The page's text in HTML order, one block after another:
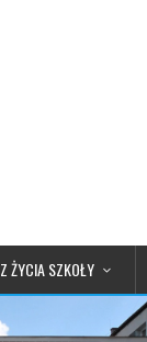
Z ŻYCIA SZKOŁY